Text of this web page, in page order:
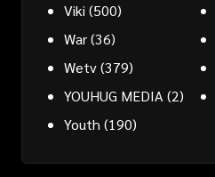
Viki (500)
War(36)
Wetv(379)
YOUHUG MEDIA (2)
Youth (190)